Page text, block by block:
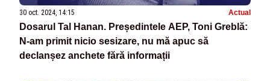
30 oct. 2024, 14:15 Actual
Dosarul Tal Hanan. Președintele AEP, Toni Greblă:
N-am primit nicio sesizare, nu mă apuc să
declanșez anchete fără informații